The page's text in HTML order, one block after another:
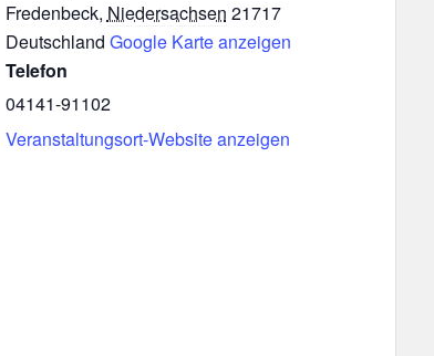
Fredenbeck, Niedersachsen 21717
Deutschland Google Karte anzeigen
Telefon
04141-91102
Veranstaltungsort-Website anzeigen